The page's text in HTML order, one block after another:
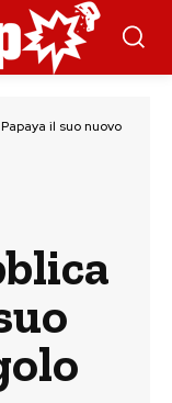
il suo nuovo